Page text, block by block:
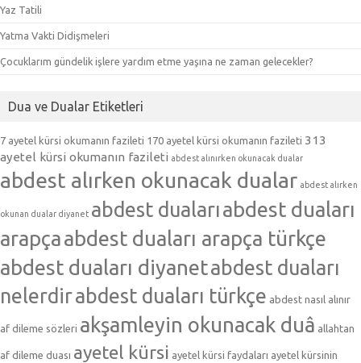
Yaz Tatili
Yatma Vakti Didişmeleri
Çocuklarım gündelik işlere yardım etme yaşına ne zaman gelecekler?
Dua ve Dualar Etiketleri
7 ayetel kürsi okumanın fazileti 170 ayetel kürsi okumanın fazileti 313
ayetel kürsi okumanın fazileti abdest alınırken okunacak dualar
abdest alırken okunacak dualar abdest alırken
okunan dualar diyanet abdest dualarıabdest duaları
arapçaabdest duaları arapça türkçe
abdest duaları diyanetabdest duaları
nelerdirabdest duaları türkçe abdest nasıl alınır
af dileme sözleri akşamleyin okunacak duâ allahtan
af dileme duası ayetel kürsi ayetel kürsi faydaları ayetel kürsinin